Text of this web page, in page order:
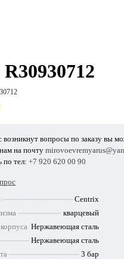
возникнут вопросы по заказу вы
на почту
по тел: +7 920 620 00 90
Centrix
кварцевый
Нержавеющая сталь
Нержавеющая сталь
3 бар